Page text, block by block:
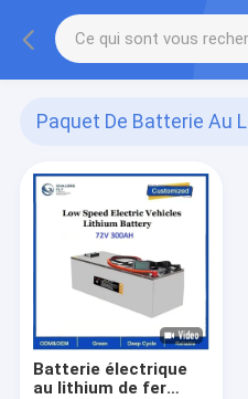
Paquet De Batterie Au
Batterie électrique
au lithium de fer